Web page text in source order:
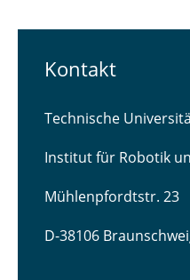
Kontakt
Technische
Institut für Robotik
Mühlenpfordtstr. 23
D-38106